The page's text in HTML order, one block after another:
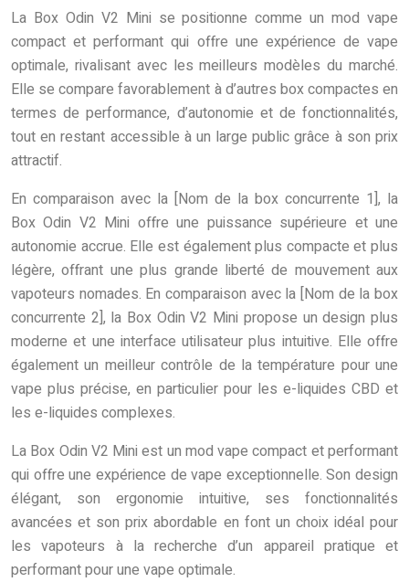
La Box Odin V2 Mini se positionne comme un mod vape
compact et performant qui offre une expérience de vape
optimale, rivalisant avec les meilleurs modèles du marché.
Elle se compare favorablement à d’autres box compactes en
termes de performance, d’autonomie et de fonctionnalités,
tout en restant accessible à un large public grâce à son prix
attractif.
En comparaison avec la [Nom de la box concurrente 1], la
Box Odin V2 Mini offre une puissance supérieure et une
autonomie accrue. Elle est également plus compacte et plus
légère, offrant une plus grande liberté de mouvement aux
vapoteurs nomades. En comparaison avec la [Nom de la box
concurrente 2], la Box Odin V2 Mini propose un design plus
moderne et une interface utilisateur plus intuitive. Elle offre
également un meilleur contrôle de la température pour une
vape plus précise, en particulier pour les e-liquides CBD et
les e-liquides complexes.
La Box Odin V2 Mini est un mod vape compact et performant
qui offre une expérience de vape exceptionnelle. Son design
élégant, son ergonomie intuitive, ses fonctionnalités
avancées et son prix abordable en font un choix idéal pour
les vapoteurs à la recherche d’un appareil pratique et
performant pour une vape optimale.